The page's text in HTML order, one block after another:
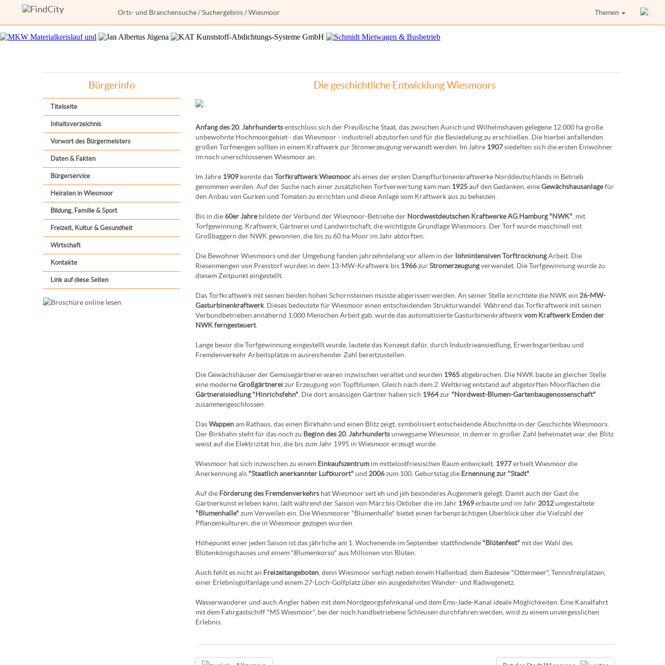
Orts- und Branchensuche /Suchergebnis / Wiesmoor Themen
Bürgerinfo
Titelseite
Inhaltsverzeichnis
Vorwort des Bürgermeisters
Daten & Fakten
Bürgerservice
Heiraten in Wiesmoor
Bildung, Familie & Sport
Freizeit, Kultur & Gesundheit
Wirtschaft
Kontakte
Link auf diese Seiten
Die geschichtliche Entwicklung Wiesmoors
Anfang des 20. Jahrhundertsentschloss sich der Preußische Staat, das zwischen Aurich und Wilhelmshaven gelegene 12.000 ha große
unbewohnte Hochmoorgebiet - das Wiesmoor - industriell abzutorfen und für die Besiedelung zu erschließen. Die hierbei anfallenden
großen Torfmengen sollten in einem Kraftwerk zur Stromerzeugung verwandt werden. Im Jahre 1907siedelten sich die ersten Einwohner
im noch unerschlossenen Wiesmoor an.
Im Jahre 1909konnte dasTorfkraftwerk Wiesmoorals eines der ersten Dampfturbinenkraftwerke Norddeutschlands in Betrieb
genommen werden. Auf der Suche nach einer zusätzlichen Torfverwertung kam man 1925auf den Gedanken, eineGewächshausanlagefür
den Anbau von Gurken und Tomaten zu errichten und diese Anlage vom Kraftwerk aus zu beheizen.
Bis in die60er Jahrebildete der Verbund der Wiesmoor-Betriebe der Nordwestdeutschen Kraftwerke AG Hamburg "NWK", mit
Torfgewinnung, Kraftwerk, Gärtnerei und Landwirtschaft, die wichtigste Grundlage Wiesmoors. Der Torf wurde maschinell mit
Großbaggern der NWK gewonnen, die bis zu 60 ha Moor im Jahr abtorften.
Die Bewohner Wiesmoors und der Umgebung fanden jahrzehntelang vor allem in der lohnintensiven TorftrocknungArbeit. Die
Riesenmengen von Presstorf wurden in dem 13-MW-Kraftwerk bis 1966zurStromerzeugungverwendet. Die Torfgewinnung wurde zu
diesem Zeitpunkt eingestellt.
Das Torfkraftwerk mit seinen beiden hohen Schornsteinen musste abgerissen werden. An seiner Stelle errichtete die NWK ein 26-MW-
Gasturbinenkraftwerk. Dieses bedeutete für Wiesmoor einen entscheidenden Strukturwandel. Während das Torfkraftwerk mit seinen
Verbundbetrieben annähernd 1.000 Menschen Arbeit gab, wurde das automatisierte Gasturbinenkraftwerkvom Kraftwerk Emden der
NWK ferngesteuert.
Lange bevor die Torfgewinnung eingestellt wurde, lautete das Konzept dafür, durch Industrieansiedlung, Erwerbsgartenbau und
Fremdenverkehr Arbeitsplätze in ausreichender Zahl bereitzustellen.
Die Gewächshäuser der Gemüsegärtnerei waren inzwischen veraltet und wurden 1965abgebrochen. Die NWK baute an gleicher Stelle
eine moderneGroßgärtnerei zur Erzeugung von Topfblumen. Gleich nach dem 2. Weltkrieg entstand auf abgetorften Moorflächen die
Gärtnereisiedlung "Hinrichsfehn". Die dort ansässigen Gärtner haben sich 1964zur "Nordwest-Blumen-Gartenbaugenossenschaft"
zusammengeschlossen.
DasWappenam Rathaus, das einen Birkhahn und einen Blitz zeigt, symbolisiert entscheidende Abschnitte in der Geschichte Wiesmoors.
Der Birkhahn steht für das noch zu Beginn des 20. Jahrhundertsunwegsame Wiesmoor, in dem er in großer Zahl beheimatet war, der Blitz
weist auf die Elektrizität hin, die bis zum Jahr 1995 in Wiesmoor erzeugt wurde.
Wiesmoor hat sich inzwischen zu einem Einkaufszentrumim mittelostfriesischen Raum entwickelt. 1977erhielt Wiesmoor die
Anerkennung als "Staatlich anerkannter Luftkurort" und 2006zum 100. Geburtstag die Ernennung zur "Stadt".
Auf die Förderung des Fremdenverkehrshat Wiesmoor seit eh und jeh besonderes Augenmerk gelegt. Damit auch der Gast die
Gärtnerkunst erleben kann, lädt während der Saison von März bis Oktober die im Jahr 1969erbaute und im Jahr2012umgestaltete
"Blumenhalle" zum Verweilen ein. Die Wiesmoorer "Blumenhalle" bietet einen farbenprächtigen Überblick über die Vielzahl der
Pflanzenkulturen, die in Wiesmoor gezogen wurden.
Höhepunkt einer jeden Saison ist das jährliche am 1. Wochenende im September stattfindende "Blütenfest" mit der Wahl des
Blütenkönigshauses und einem "Blumenkorso" aus Millionen von Blüten.
Auch fehlt es nicht an Freizeitangeboten, denn Wiesmoor verfügt neben einem Hallenbad, dem Badesee "Ottermeer", Tennisfreiplätzen,
einer Erlebnisgolfanlage und einem 27-Loch-Golfplatz über ein ausgedehntes Wander- und Radwegenetz.
Wasserwanderer und auch Angler haben mit dem Nordgeorgsfehnkanal und dem Ems-Jade-Kanal ideale Möglichkeiten. Eine Kanalfahrt
mit dem Fahrgastschiff "MS Wiesmoor", bei der noch handbetriebene Schleusen durchfahren werden, wird zu einem unvergesslichen
Erlebnis.